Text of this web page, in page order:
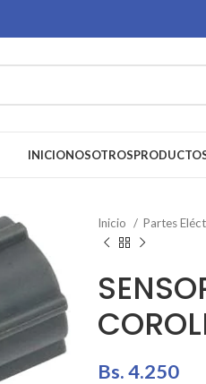
INICIONOSOTROS
Inicio Partes
Bs.4.250